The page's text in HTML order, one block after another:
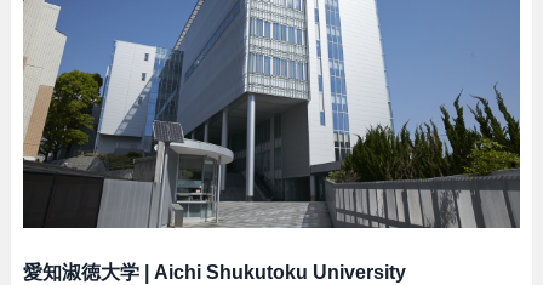
愛知淑徳大学| Aichi Shukutoku University